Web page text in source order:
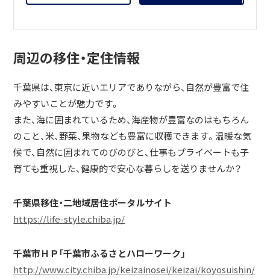
周辺の移住・定住情報
千葉県は、東京に近いエリアでありながら、自然が豊富で住
みやすいことが魅力です。
また、海に囲まれているため、海産物が豊富なのはもちろん
のこと、米、野菜、果物なども豊富に収穫できます。温暖な気
候で、自然に囲まれてのびのびと、仕事もプライベートも子
育ても重視した、健康的で安心な暮らしを送りませんか？
千葉県移住・二地域居住ポータルサイト
https://life-style.chiba.jp/
千葉市ＨＰ「千葉市ふるさとハローワーク」
http://www.city.chiba.jp/keizainosei/keizai/koyosuishin/